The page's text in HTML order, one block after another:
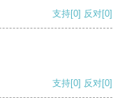
支持[0] 反对[0]
支持[0] 反对[0]